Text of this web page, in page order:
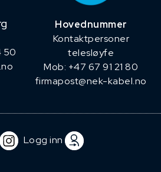
50
Hovednummer
Kontaktpersoner
telesløyfe
Mob: +47 67 91 21 80
firmapost@nek-kabel.no
Logg inn